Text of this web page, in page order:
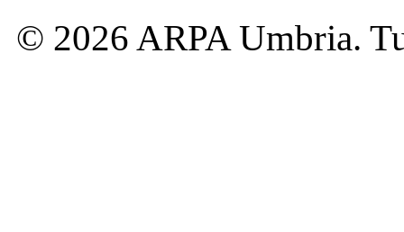
© 2026 ARPA Umbria.